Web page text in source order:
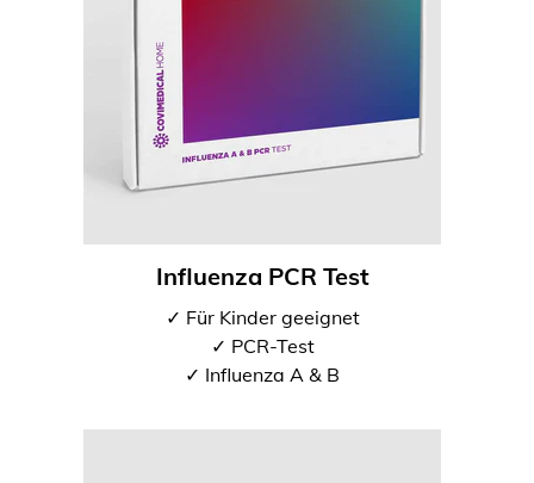
Influenza PCR Test
✓ Für Kinder geeignet
✓ PCR-Test
✓ Influenza A & B